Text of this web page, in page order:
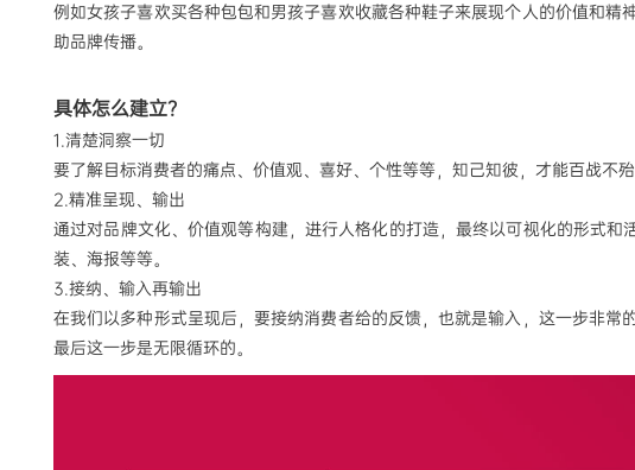
例如女孩子喜欢买各种包包和男孩子喜欢收藏各种鞋子来展现个人的价值和
助品牌传播。
具体怎么建立？
1.清楚洞察一切
要了解目标消费者的痛点、价值观、喜好、个性等等，知己知彼，才能百战不殆
2.精准呈现、输出
通过对品牌文化、价值观等构建，进行人格化的打造，最终以可视化的形式
装、海报等等。
3.接纳、输入再输出
在我们以多种形式呈现后，要接纳消费者给的反馈，也就是输入，这一步非
最后这一步是无限循环的。